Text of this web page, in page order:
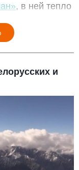
, в ней тепло
и